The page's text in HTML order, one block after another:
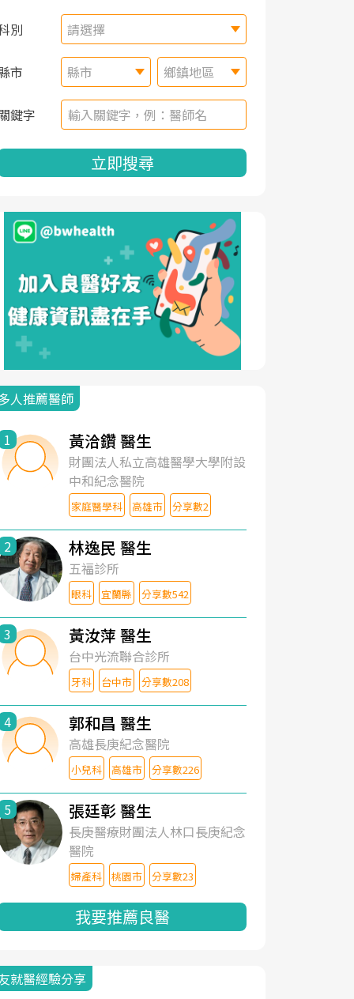
別 請選擇
市 縣市 鄉鎮地區
鍵字
立即搜尋
人推薦醫師
1 黃洽鑽 醫生
財團法人私立高雄醫學大學附設
中和紀念醫院
家庭醫學科 高雄市 分享數2
2 林逸民 醫生
五福診所
眼科 宜蘭縣 分享數542
3 黃汝萍 醫生
台中光流聯合診所
牙科 台中市 分享數208
4 郭和昌 醫生
高雄長庚紀念醫院
小兒科 高雄市 分享數226
5 張廷彰 醫生
長庚醫療財團法人林口長庚紀念
醫院
婦產科 桃園市 分享數23
我要推薦良醫
就醫經驗分享